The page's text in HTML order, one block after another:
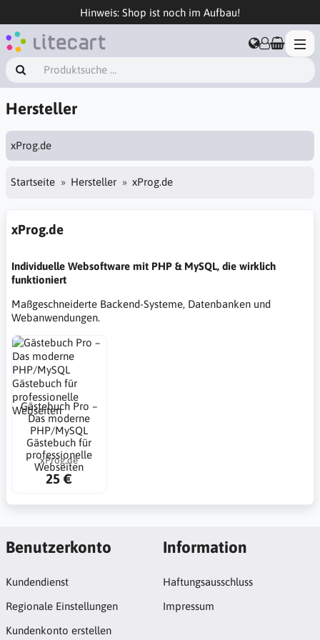
Hinweis: Shop ist noch im Aufbau!
Hersteller
xProg.de
Startseite Hersteller xProg.de
xProg.de
Individuelle Websoftware mit PHP & MySQL, die wirklich
funktioniert
Maßgeschneiderte Backend-Systeme, Datenbanken und
Webanwendungen.
Gästebuch Pro –
Das moderne
PHP/MySQL
Gästebuch für
professionelle
Webseiten
xProg.de
25 €
Benutzerkonto
Kundendienst
Regionale Einstellungen
Kundenkonto erstellen
Information
Haftungsausschluss
Impressum